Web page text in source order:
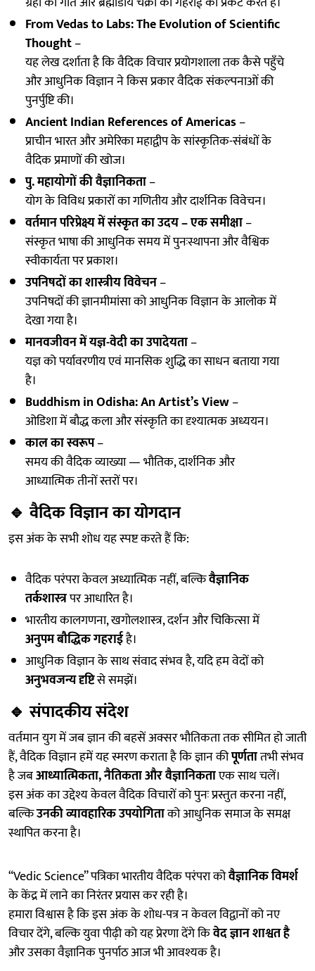
From Vedas to Labs: The Evolution of Scientific
Thought–
यह लेख दर्शाता है कि वैदिक विचार प्रयोगशाला तक कैसे पहुँचे
और आधुनिक विज्ञान ने किस प्रकार वैदिक संकल्पनाओं की
पुनर्पुष्टि की।
Ancient Indian References of Americas–
प्राचीन भारत और अमेरिका महाद्वीप के सांस्कृतिक-संबंधों के
वैदिक प्रमाणों की खोज।
पु. महायोगों की वैज्ञानिकता–
योग के विविध प्रकारों का गणितीय और दार्शनिक विवेचन।
वर्तमान परिप्रेक्ष्य में संस्कृत का उदय – एक समीक्षा–
संस्कृत भाषा की आधुनिक समय में पुनःस्थापना और वैश्विक
स्वीकार्यता पर प्रकाश।
उपनिषदों का शास्त्रीय विवेचन–
उपनिषदों की ज्ञानमीमांसा को आधुनिक विज्ञान के आलोक में
देखा गया है।
मानवजीवन में यज्ञ-वेदी का उपादेयता–
यज्ञ को पर्यावरणीय एवं मानसिक शुद्धि का साधन बताया गया
है।
Buddhism in Odisha: An Artist’s View–
ओडिशा में बौद्ध कला और संस्कृति का दृश्यात्मक अध्ययन।
काल का स्वरूप–
समय की वैदिक व्याख्या — भौतिक, दार्शनिक और
आध्यात्मिक तीनों स्तरों पर।
🔹वैदिक विज्ञान का योगदान
इस अंक के सभी शोध यह स्पष्ट करते हैं कि:
वैदिक परंपरा केवल अध्यात्मिक नहीं, बल्किवैज्ञानिक
तर्कशास्त्रपर आधारित है।
भारतीय कालगणना, खगोलशास्त्र, दर्शन और चिकित्सा में
अनुपम बौद्धिक गहराईहै।
आधुनिक विज्ञान के साथ संवाद संभव है, यदि हम वेदों को
अनुभवजन्य दृष्टिसे समझें।
🔹संपादकीय संदेश
वर्तमान युग में जब ज्ञान की बहसें अक्सर भौतिकता तक सीमित हो जाती
हैं, वैदिक विज्ञान हमें यह स्मरण कराता है कि ज्ञान कीपूर्णतातभी संभव
है जबआध्यात्मिकता, नैतिकता और वैज्ञानिकताएक साथ चलें।
इस अंक का उद्देश्य केवल वैदिक विचारों को पुनः प्रस्तुत करना नहीं,
बल्किउनकी व्यावहारिक उपयोगिताको आधुनिक समाज के समक्ष
स्थापित करना है।
“Vedic Science” पत्रिका भारतीय वैदिक परंपरा कोवैज्ञानिक विमर्श
के केंद्र में लाने का निरंतर प्रयास कर रही है।
हमारा विश्वास है कि इस अंक के शोध-पत्र न केवल विद्वानों को नए
विचार देंगे, बल्कि युवा पीढ़ी को यह प्रेरणा देंगे किवेद ज्ञान शाश्वत है
और उसका वैज्ञानिक पुनर्पाठ आज भी आवश्यक है।